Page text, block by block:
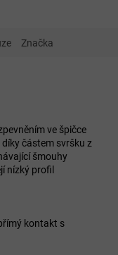
Značka
ve špičce
částem svršku z
šmouhy
nízký profil
kontakt s